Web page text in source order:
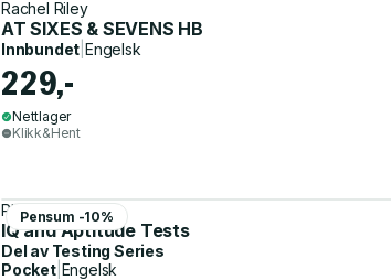
Rachel Riley
AT SIXES & SEVENS HB
Innbundet |Engelsk
229,-
Nettlager
Klikk&Hent
Pensum -10%
Philip Carter
IQ and Aptitude Tests
Del av Testing Series
Pocket| Engelsk